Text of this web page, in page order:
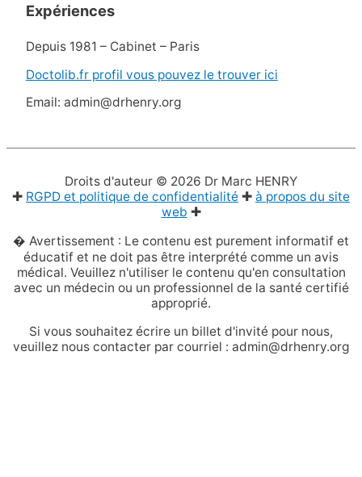
Expériences
Depuis 1981 – Cabinet – Paris
Doctolib.fr profil vous pouvez le trouver ici
Email: admin@drhenry.org
Droits d'auteur © 2026 Dr Marc HENRY
✚ RGPD et politique de confidentialité ✚ à propos du site
web ✚
� Avertissement : Le contenu est purement informatif et
éducatif et ne doit pas être interprété comme un avis
médical. Veuillez n'utiliser le contenu qu'en consultation
avec un médecin ou un professionnel de la santé certifié
approprié.
Si vous souhaitez écrire un billet d'invité pour nous,
veuillez nous contacter par courriel : admin@drhenry.org